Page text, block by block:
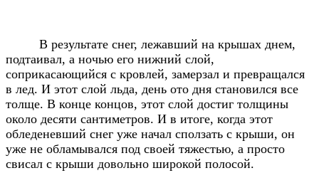
В результате снег, лежавший на крышах днем,
подтаивал, а ночью его нижний слой,
соприкасающийся с кровлей, замерзал и превращался
в лед. И этот слой льда, день ото дня становился все
толще. В конце концов, этот слой достиг толщины
около десяти сантиметров. И в итоге, когда этот
обледеневший снег уже начал сползать с крыши, он
уже не обламывался под своей тяжестью, а просто
свисал с крыши довольно широкой полосой.